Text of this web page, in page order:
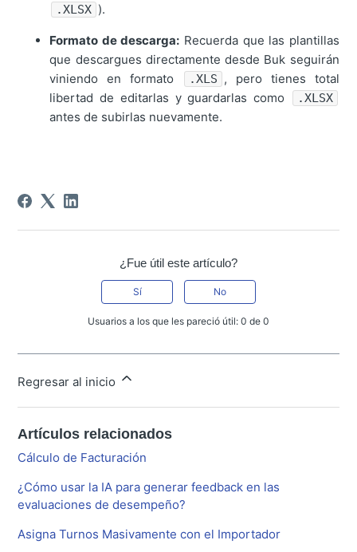
.XLSX ).
Formato de descarga: Recuerda que las plantillas
que descargues directamente desde Buk seguirán
viniendo en formato
.XLS , pero tienes total
libertad de editarlas y guardarlas como
.XLSX
antes de subirlas nuevamente.
¿Fue útil este artículo?
Sí No
Usuarios a los que les pareció útil: 0 de 0
Regresar al inicio
Artículos relacionados
Cálculo de Facturación
¿Cómo usar la IA para generar feedback en las
evaluaciones de desempeño?
Asigna Turnos Masivamente con el Importador